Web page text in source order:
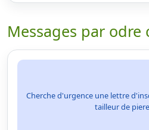
Messages par
Cherche d'urgence une lettre
tailleur de